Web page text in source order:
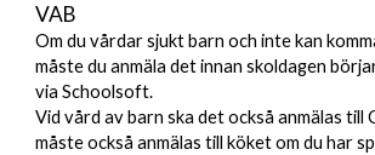
VAB
Om duvårdar sjukt barn och inte kan
måste du anmäla det innan skoldagen
via Schoolsoft.
Vid vård av barn ska det också anmälas till
måste också anmälas tillköketom du har